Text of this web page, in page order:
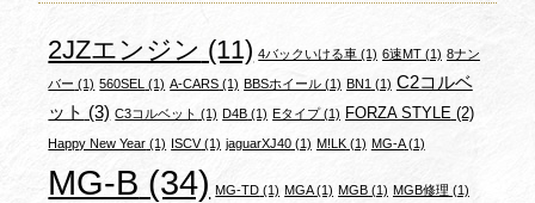
2JZエンジン (11) 4バックいける車 (1) 6速MT (1) 8ナン
バー (1) 560SEL (1) A-CARS (1) BBSホイール(1) BN1 (1) C2コルベ
ット (3) C3コルベット (1) D4B (1) Eタイプ(1) FORZA STYLE (2)
Happy New Year (1) ISCV(1) jaguarXJ40(1) M!LK(1) MG-A(1)
MG-B (34) MG-TD (1) MGA(1) MGB (1) MGB修理 (1)